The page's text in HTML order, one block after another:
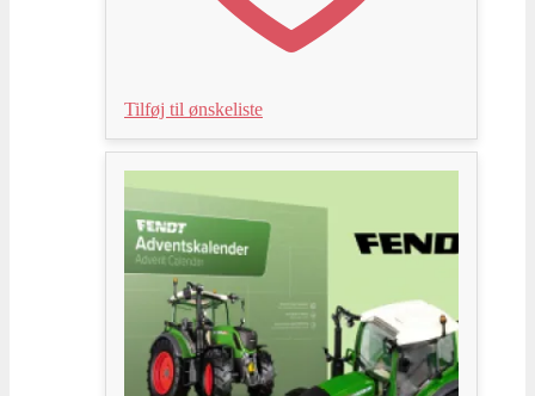
Tilføj til ønskeliste